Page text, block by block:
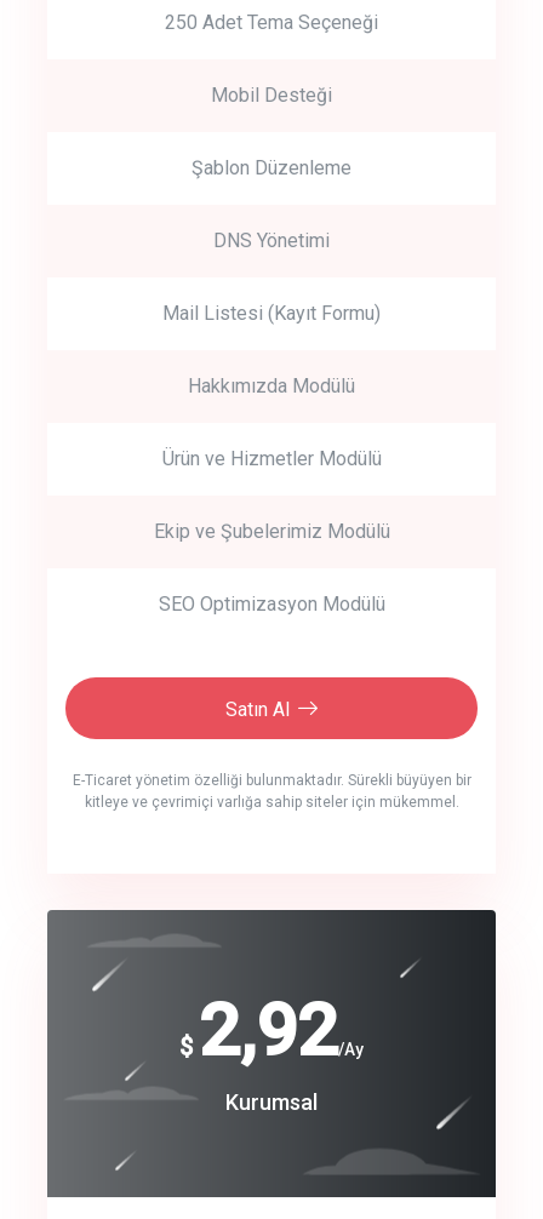
250 Adet Tema Seçeneği
Mobil Desteği
Şablon Düzenleme
DNS Yönetimi
Mail Listesi (Kayıt Formu)
Hakkımızda Modülü
Ürün ve Hizmetler Modülü
Ekip ve Şubelerimiz Modülü
SEO Optimizasyon Modülü
Satın Al
E-Ticaret yönetim özelliği bulunmaktadır. Sürekli büyüyen bir
kitleye ve çevrimiçi varlığa sahip siteler için mükemmel.
crm auto cync
track energy costs
$ 2,92/Ay
Kurumsal
$
240
Coroprate